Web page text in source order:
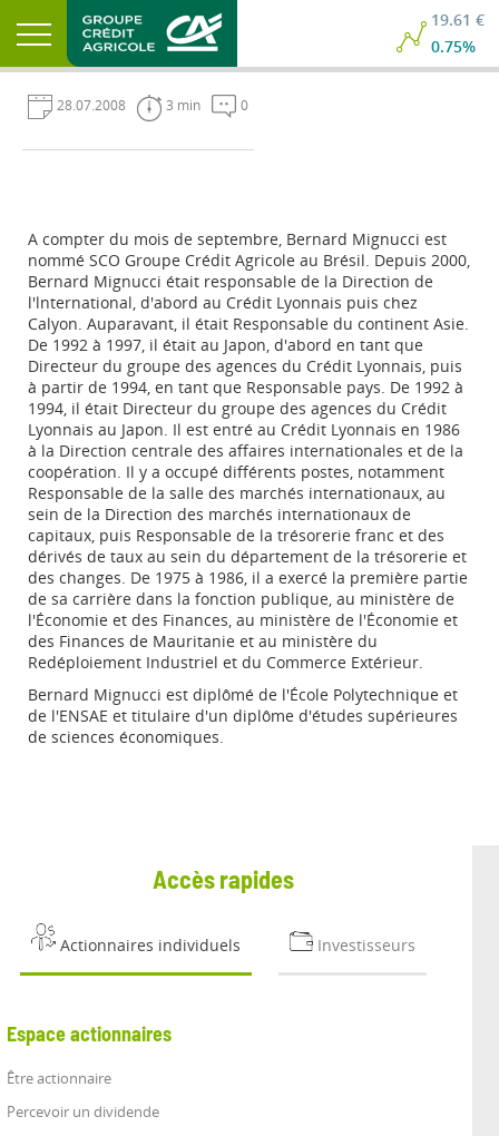
19.61 €
0.75%
28.07.2008 3 min 0
A compter du mois de septembre, Bernard Mignucci est
nommé SCO Groupe Crédit Agricole au Brésil. Depuis 2000,
Bernard Mignucci était responsable de la Direction de
l'lnternational, d'abord au Crédit Lyonnais puis chez
Calyon. Auparavant, il était Responsable du continent Asie.
De 1992 à 1997, il était au Japon, d'abord en tant que
Directeur du groupe des agences du Crédit Lyonnais, puis
à partir de 1994, en tant que Responsable pays. De 1992 à
1994, il était Directeur du groupe des agences du Crédit
Lyonnais au Japon. Il est entré au Crédit Lyonnais en 1986
à la Direction centrale des affaires internationales et de la
coopération. Il y a occupé différents postes, notamment
Responsable de la salle des marchés internationaux, au
sein de la Direction des marchés internationaux de
capitaux, puis Responsable de la trésorerie franc et des
dérivés de taux au sein du département de la trésorerie et
des changes. De 1975 à 1986, il a exercé la première partie
de sa carrière dans la fonction publique, au ministère de
l'Économie et des Finances, au ministère de l'Économie et
des Finances de Mauritanie et au ministère du
Redéploiement Industriel et du Commerce Extérieur.
Bernard Mignucci est diplômé de l'École Polytechnique et
de l'ENSAE et titulaire d'un diplôme d'études supérieures
de sciences économiques.
Accès rapides
Actionnaires individuels Investisseurs
Espace actionnaires
Être actionnaire
Percevoir un dividende